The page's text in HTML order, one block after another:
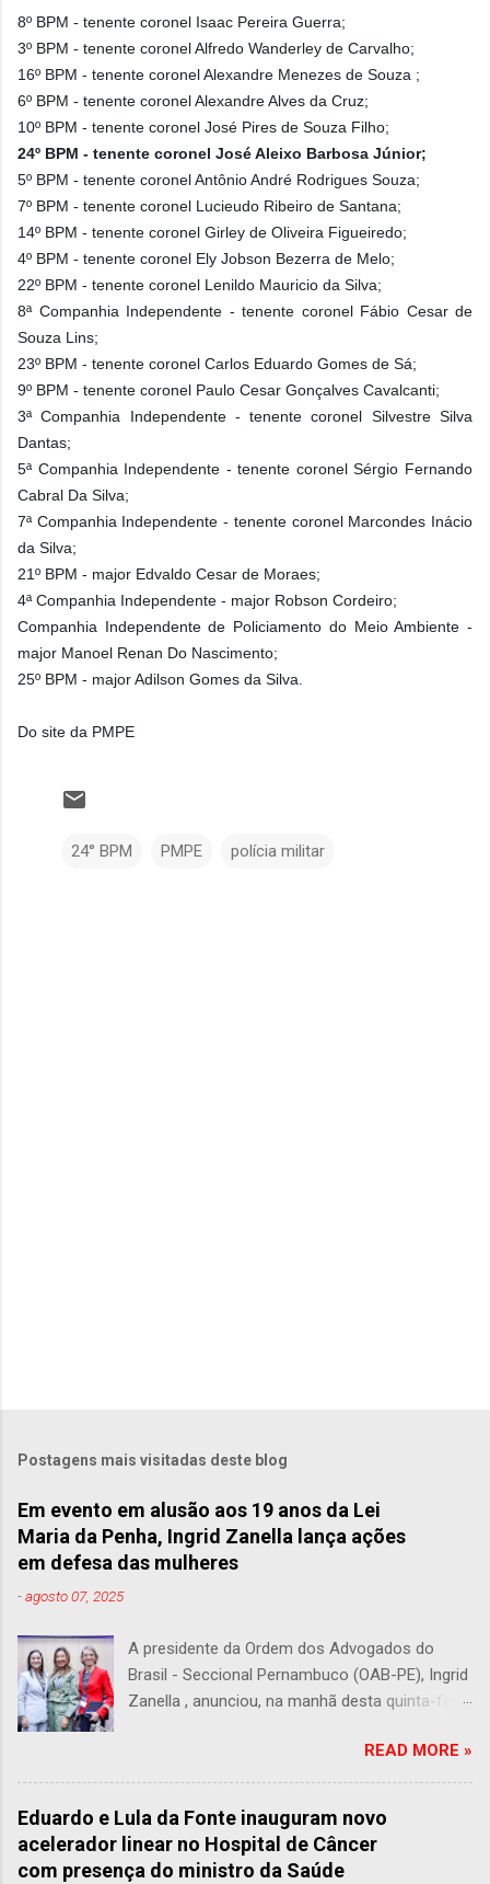
8º BPM - tenente coronel Isaac Pereira Guerra;
3º BPM - tenente coronel Alfredo Wanderley de Carvalho;
16º BPM - tenente coronel Alexandre Menezes de Souza ;
6º BPM - tenente coronel Alexandre Alves da Cruz;
10º BPM - tenente coronel José Pires de Souza Filho;
24º BPM - tenente coronel José Aleixo Barbosa Júnior;
5º BPM - tenente coronel Antônio André Rodrigues Souza;
7º BPM - tenente coronel Lucieudo Ribeiro de Santana;
14º BPM - tenente coronel Girley de Oliveira Figueiredo;
4º BPM - tenente coronel Ely Jobson Bezerra de Melo;
22º BPM - tenente coronel Lenildo Mauricio da Silva;
8ª Companhia Independente - tenente coronel Fábio Cesar de
Souza Lins;
23º BPM - tenente coronel Carlos Eduardo Gomes de Sá;
9º BPM - tenente coronel Paulo Cesar Gonçalves Cavalcanti;
3ª Companhia Independente - tenente coronel Silvestre Silva
Dantas;
5ª Companhia Independente - tenente coronel Sérgio Fernando
Cabral Da Silva;
7ª Companhia Independente - tenente coronel Marcondes Inácio
da Silva;
21º BPM - major Edvaldo Cesar de Moraes;
4ª Companhia Independente - major Robson Cordeiro;
Companhia Independente de Policiamento do Meio Ambiente -
major Manoel Renan Do Nascimento;
25º BPM - major Adilson Gomes da Silva.
Do site da PMPE
24° BPM PMPE polícia militar
Postagens mais visitadas deste blog
Em evento em alusão aos 19 anos da Lei
Maria da Penha, Ingrid Zanella lança ações
em defesa das mulheres
-agosto 07, 2025
A presidente da Ordem dos Advogados do
Brasil - Seccional Pernambuco (OAB-PE), Ingrid
Zanella , anunciou, na manhã desta quinta-feira
fortalecimento da rede de apoio às mulheres
vítimas de violência. O anúncio foi feito durante
a abertura da XIX Jornada Lei Maria da Penha,
promovida pelo Conselho Nacional de Justiça
(CNJ), na Escola Judicial de Pernambuco
READ MORE »
Eduardo e Lula da Fonte inauguram novo
acelerador linear no Hospital de Câncer
com presença do ministro da Saúde